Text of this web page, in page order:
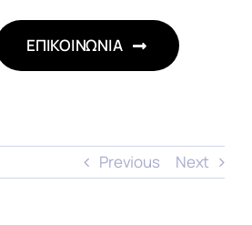
ΕΠΙΚΟΙΝΩΝΙΑ
Previous Next